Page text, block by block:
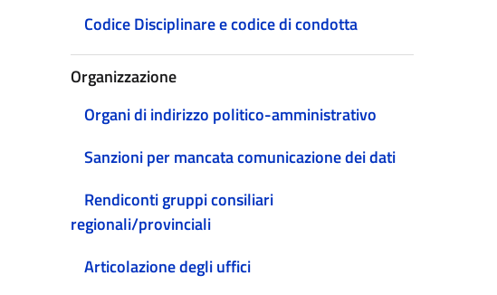
Codice Disciplinare e codice di condotta
Organizzazione
Organi di indirizzo politico-amministrativo
Sanzioni per mancata comunicazione dei dati
Rendiconti gruppi consiliari
regionali/provinciali
Articolazione degli uffici